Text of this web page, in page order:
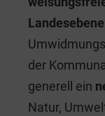
Landesebene
der
generell ein
Natur,